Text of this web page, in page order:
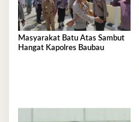
Masyarakat Batu Atas Sambut
Hangat Kapolres Baubau